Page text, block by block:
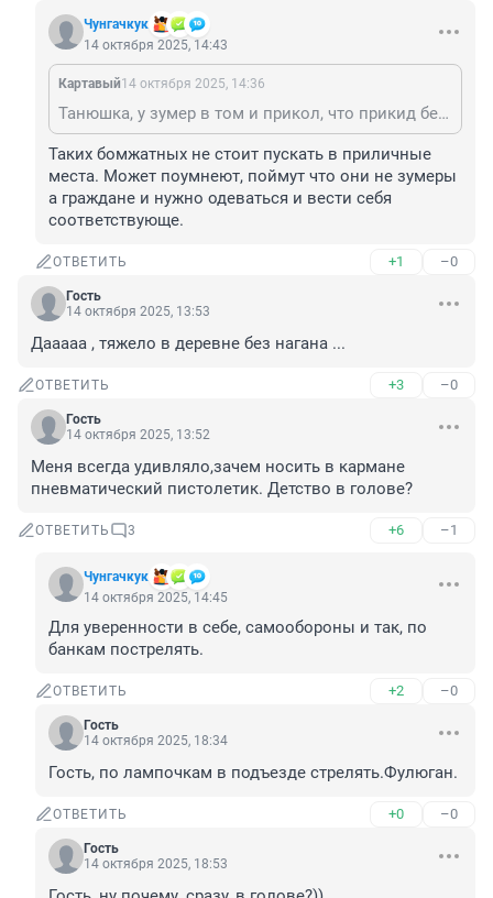
Чунгачкук
14 октября 2025, 14:43
Картавый14 октября 2025, 14:36
Танюшка, у зумер в том и прикол, что прикид без прикида. Чем бомжатнее, тем моднее.
Таких бомжатных не стоит пускать в приличные
места. Может поумнеют, поймут что они не зумеры
а граждане и нужно одеваться и вести себя
соответствующе.
ОТВЕТИТЬ +1 –0
Гость
14 октября 2025, 13:53
Дааааа , тяжело в деревне без нагана ...
ОТВЕТИТЬ +3 –0
Гость
14 октября 2025, 13:52
Меня всегда удивляло,зачем носить в кармане
пневматический пистолетик. Детство в голове?
ОТВЕТИТЬ 3 +6 –1
Чунгачкук
14 октября 2025, 14:45
Для уверенности в себе, самообороны и так, по
банкам пострелять.
ОТВЕТИТЬ +2 –0
Гость
14 октября 2025, 18:34
Гость, по лампочкам в подъезде стрелять.Фулюган.
ОТВЕТИТЬ +0 –0
Гость
14 октября 2025, 18:53